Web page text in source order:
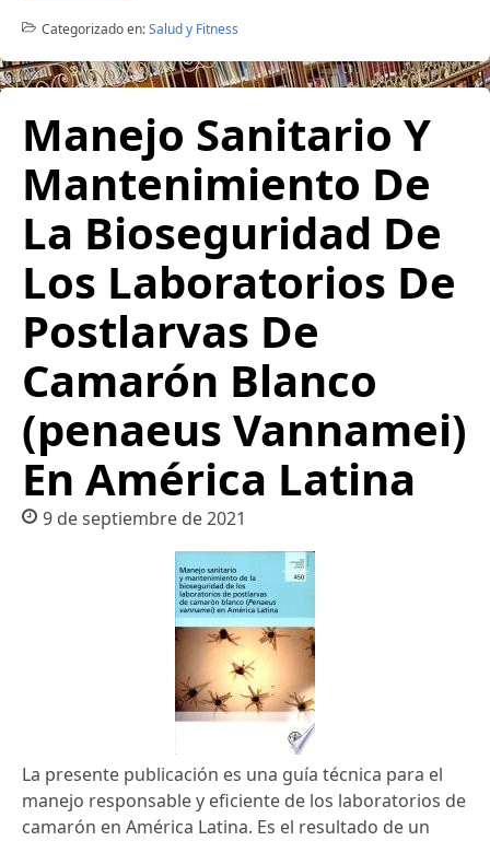
Categorizado en:Salud y Fitness
Manejo Sanitario Y
Mantenimiento De
La Bioseguridad De
Los Laboratorios De
Postlarvas De
Camarón Blanco
(penaeus Vannamei)
En América Latina
9 de septiembre de 2021
La presente publicación es una guía técnica para el
manejo responsable y eficiente de los laboratorios de
camarón en América Latina. Es el resultado de un